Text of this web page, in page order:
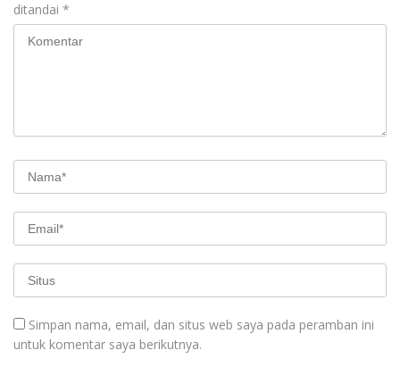
ditandai *
Simpan nama, email, dan situs web saya pada peramban ini
untuk komentar saya berikutnya.